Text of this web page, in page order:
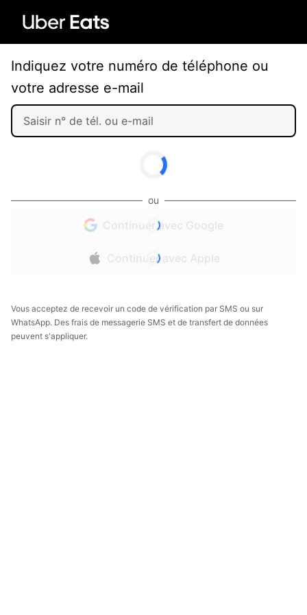
Indiquez votre numéro de téléphone ou
votre adresse e-mail
ou
Continuer avec Google
Continuer avec Apple
Vous acceptez de recevoir un code de vérification par SMS ou sur
WhatsApp. Des frais de messagerie SMS et de transfert de données
peuvent s'appliquer.